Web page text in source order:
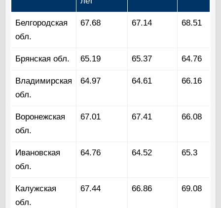
Белгородская
обл.
67.68 67.14 68.51
Брянская обл. 65.19 65.37 64.76
Владимирская
обл.
64.97 64.61 66.16
Воронежская
обл.
67.01 67.41 66.08
Ивановская
обл.
64.76 64.52 65.3
Калужская
обл.
67.44 66.86 69.08